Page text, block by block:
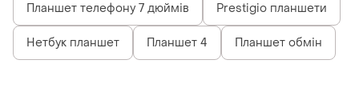
Планшет телефону 7 дюймів Prestigio планшети
Нетбук планшет Планшет 4 Планшет обмін